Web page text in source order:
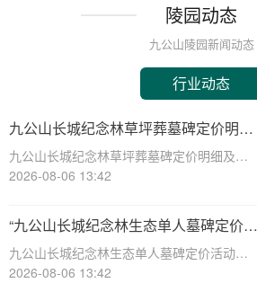
陵园动态
九公山陵园新闻动态
行业动态
九公山长城纪念林草坪葬墓碑定价明细
活动赠绿植养护服务详解
九公山长城纪念林草坪葬墓碑定价明细及活
动赠绿植养护服务详解☎ 九公山陵园电
意识的增强和对生命意义的深刻理解，草坪
葬墓碑逐渐成为一种新型的、环保的、
2026-08-06 13:42
“九公山长城纪念林生态单人墓碑定价
活动直降数千福利丰厚”
九公山长城纪念林生态单人墓碑定价活动，
直降数千，福利丰厚，为您的亲人提供一个
2026-08-06 13:42